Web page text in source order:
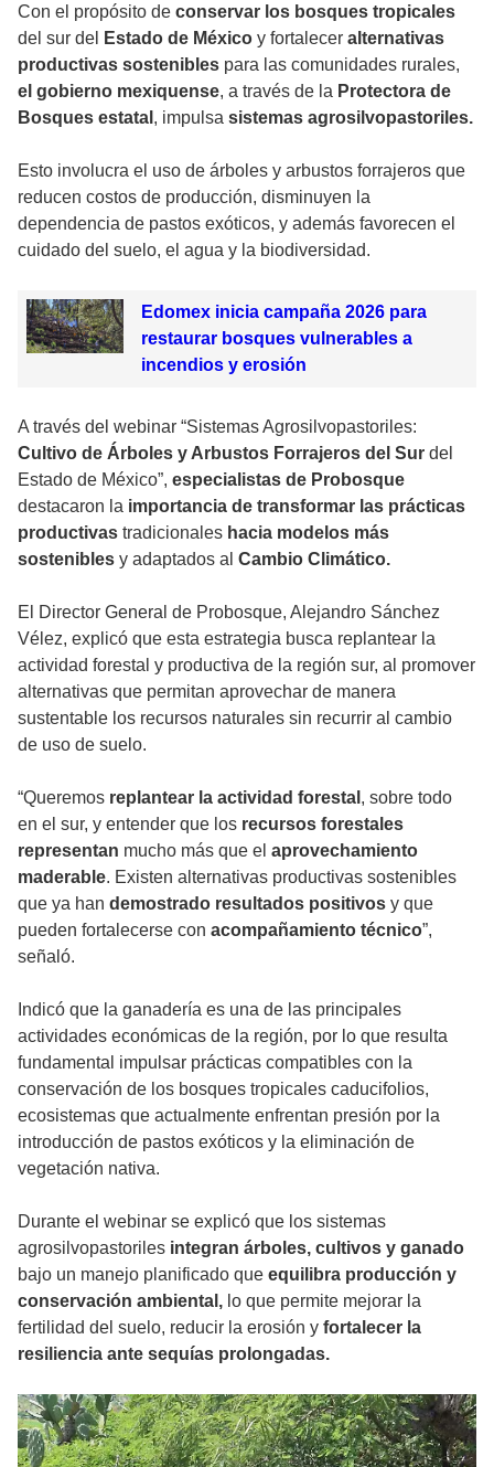
Con el propósito de conservar los bosques tropicales
del sur del
Estado de México y fortalecer alternativas
productivas sostenibles para las comunidades rurales,
el gobierno mexiquense, a través de la Protectora de
Bosques estatal , impulsa sistemas agrosilvopastoriles.
Esto involucra el uso de árboles y arbustos forrajeros que
reducen costos de producción, disminuyen la
dependencia de pastos exóticos, y además favorecen el
cuidado del suelo, el agua y la biodiversidad.
Edomex inicia campaña 2026 para
restaurar bosques vulnerables a
incendios y erosión
A través del webinar “Sistemas Agrosilvopastoriles:
Cultivo de Árboles y Arbustos Forrajeros del Sur del
Estado de México”, especialistas de Probosque
destacaron la importancia de transformar las prácticas
productivas tradicionales hacia modelos más
sostenibles y adaptados al Cambio Climático.
El Director General de Probosque, Alejandro Sánchez
Vélez, explicó que esta estrategia busca replantear la
actividad forestal y productiva de la región sur, al promover
alternativas que permitan aprovechar de manera
sustentable los recursos naturales sin recurrir al cambio
de uso de suelo.
“Queremos replantear la actividad forestal , sobre todo
en el sur, y entender que los recursos forestales
representan mucho más que el aprovechamiento
maderable. Existen alternativas productivas sostenibles
que ya han demostrado resultados positivos y que
pueden fortalecerse con acompañamiento técnico”,
señaló.
Indicó que la ganadería es una de las principales
actividades económicas de la región, por lo que resulta
fundamental impulsar prácticas compatibles con la
conservación de los bosques tropicales caducifolios,
ecosistemas que actualmente enfrentan presión por la
introducción de pastos exóticos y la eliminación de
vegetación nativa.
Durante el webinar se explicó que los sistemas
agrosilvopastoriles integran árboles, cultivos y ganado
bajo un manejo planificado que equilibra producción y
conservación ambiental, lo que permite mejorar la
fertilidad del suelo, reducir la erosión y fortalecer la
resiliencia ante sequías prolongadas.